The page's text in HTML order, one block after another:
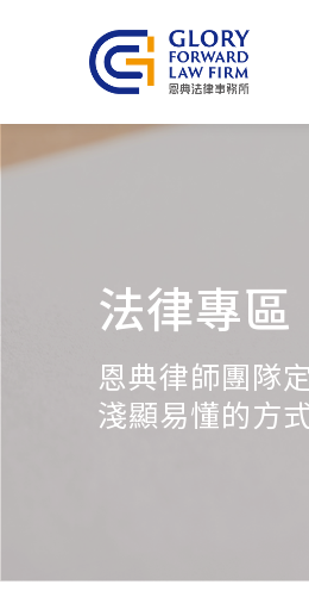
法律專區
恩典律師團隊
淺顯易懂的方